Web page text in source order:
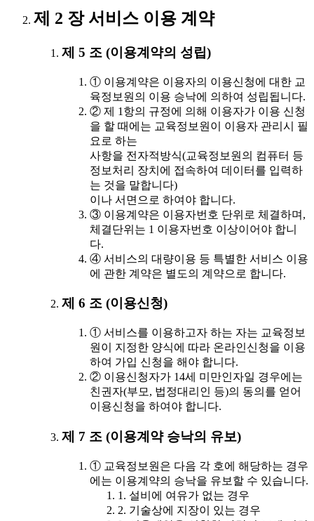
제 2 장 서비스 이용 계약
제 5 조 (이용계약의 성립)
① 이용계약은 이용자의 이용신청에 대한 교
육정보원의 이용 승낙에 의하여 성립됩니다.
② 제 1항의 규정에 의해 이용자가 이용 신청
을 할 때에는 교육정보원이 이용자 관리시 필
요로 하는
사항을 전자적방식(교육정보원의 컴퓨터 등
정보처리 장치에 접속하여 데이터를 입력하
는 것을 말합니다)
이나 서면으로 하여야 합니다.
③ 이용계약은 이용자번호 단위로 체결하며,
체결단위는 1 이용자번호 이상이어야 합니
다.
④ 서비스의 대량이용 등 특별한 서비스 이용
에 관한 계약은 별도의 계약으로 합니다.
제 6 조 (이용신청)
① 서비스를 이용하고자 하는 자는 교육정보
원이 지정한 양식에 따라 온라인신청을 이용
하여 가입 신청을 해야 합니다.
② 이용신청자가 14세 미만인자일 경우에는
친권자(부모, 법정대리인 등)의 동의를 얻어
이용신청을 하여야 합니다.
제 7 조 (이용계약 승낙의 유보)
① 교육정보원은 다음 각 호에 해당하는 경우
에는 이용계약의 승낙을 유보할 수 있습니다.
1. 설비에 여유가 없는 경우
2. 기술상에 지장이 있는 경우